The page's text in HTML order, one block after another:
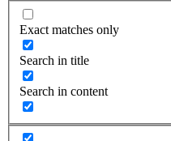
Exact matches only
Search in title
Search in content